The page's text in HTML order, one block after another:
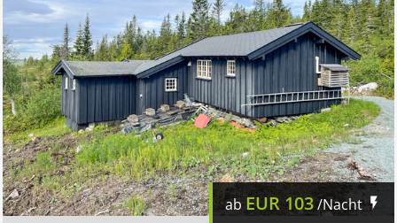
ab EUR 103/Nacht